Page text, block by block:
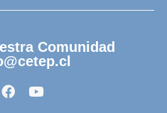
Comunidad